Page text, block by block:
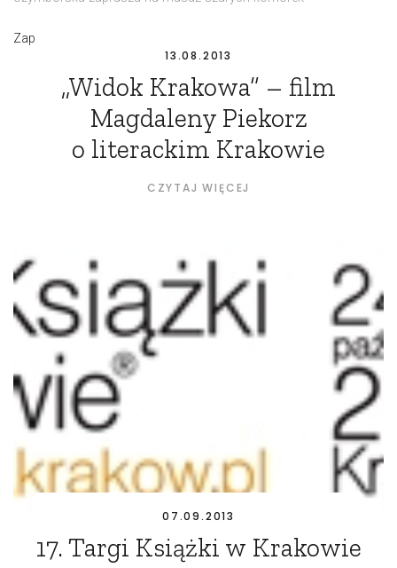
Zapraszamy serdecznie!
13.08.2013
„Widok Krakowa” – film
Magdaleny Piekorz
o literackim Krakowie
CZYTAJ WIĘCEJ
07.09.2013
17. Targi Książki w Krakowie